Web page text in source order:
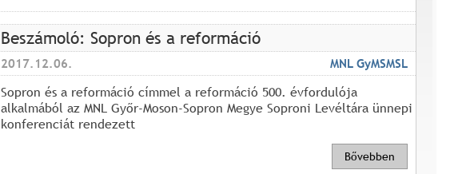
Beszámoló: Sopron és a reformáció
2017.12.06. MNL GyMSMSL
Sopron és a reformáció címmel a reformáció 500. évfordulója
alkalmából az MNL Győr-Moson-Sopron Megye Soproni Levéltára ünnepi
konferenciát rendezett
Bővebben